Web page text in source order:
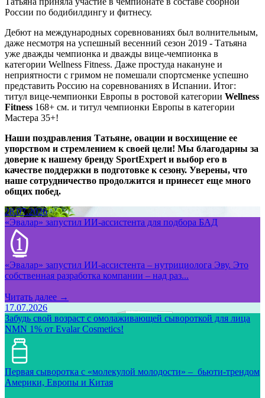
России по бодибилдингу и фитнесу.
Дебют на международных соревнованиях был волнительным,
даже несмотря на успешный весенний сезон 2019 - Татьяна
уже дважды чемпионка и дважды вице-чемпионка в
категории Wellness Fitness. Даже простуда накануне и
неприятности с гримом не помешали спортсменке успешно
представить Россию на соревнованиях в Испании. Итог:
титул вице-чемпионки Европы в ростовой категории Wellness
Fitness 168+ см. и титул чемпионки Европы в категории
Мастера 35+!
Наши поздравления Татьяне, овации и восхищение ее
упорством и стремлением к своей цели! Мы благодарны за
доверие к нашему бренду SportExpert и выбор его в
качестве поддержки в подготовке к сезону. Уверены, что
наше сотрудничество продолжится и принесет еще много
общих побед.
28.07.2026
«Эвалар» запустил ИИ-ассистента для подбора БАД
«Эвалар» запустил ИИ-ассистента – нутрициолога Эву. Это
собственная разработка компании – над раз...
Читать далее →
17.07.2026
Забудь свой возраст с омолаживающей сывороткой для лица
NMN 1% от Evalar Cosmetics!
Первая сыворотка с «молекулой молодости» – бьюти-трендом
Америки, Европы и Китая